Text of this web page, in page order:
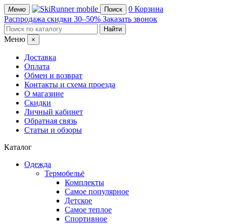
Меню mobile Поиск 0 Корзина
Распродажа скидки 30–50% Заказать звонок
Меню ×
Доставка
Оплата
Обмен и возврат
Контакты и схема проезда
О магазине
Скидки
Личный кабинет
Обратная связь
Статьи и обзоры
Каталог
Одежда
Термобельё
Комплекты
Самое популярное
Детское
Самое теплое
Спортивное